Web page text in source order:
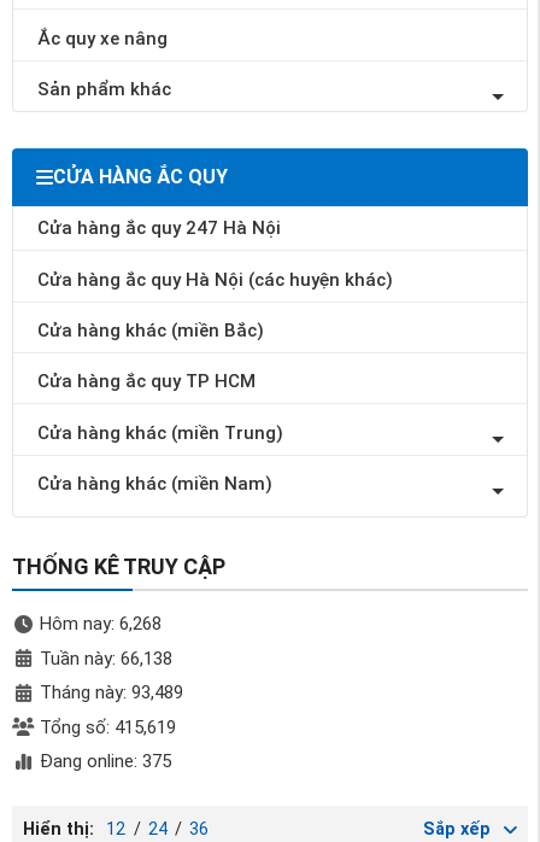
Ắc quy xe nâng
Sản phẩm khác
CỬA HÀNG ẮC QUY
Cửa hàng ắc quy 247 Hà Nội
Cửa hàng ắc quy Hà Nội (các huyện khác)
Cửa hàng khác (miền Bắc)
Cửa hàng ắc quy TP HCM
Cửa hàng khác (miền Trung)
Cửa hàng khác (miền Nam)
THỐNG KÊ TRUY CẬP
Hôm nay: 6,268
Tuần này: 66,138
Tháng này: 93,489
Tổng số: 415,619
Đang online: 375
Hiển thị: 12 / 24 / 36 Sắp xếp